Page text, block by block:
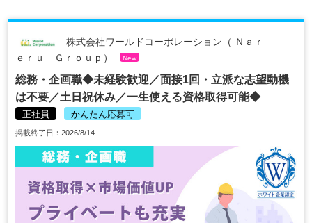
株式会社ワールドコーポレーション（ Ｎａｒ
ｅｒｕ Ｇｒｏｕｐ）
New
総務・企画職◆未経験歓迎／面接1回・立派な志望動機
は不要／土日祝休み／一生使える資格取得可能◆
正社員 かんたん応募可
掲載終了日：2026/8/14